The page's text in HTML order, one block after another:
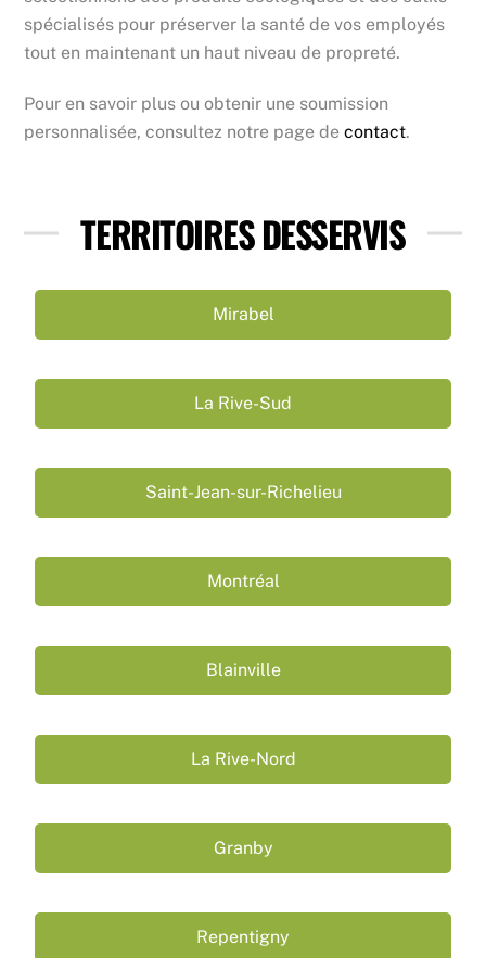
spécialisés pour préserver la santé de vos employés
tout en maintenant un haut niveau de propreté.
Pour en savoir plus ou obtenir une soumission
personnalisée, consultez notre page decontact.
TERRITOIRES DESSERVIS
Mirabel
La Rive-Sud
Saint-Jean-sur-Richelieu
Montréal
Blainville
La Rive-Nord
Granby
Repentigny